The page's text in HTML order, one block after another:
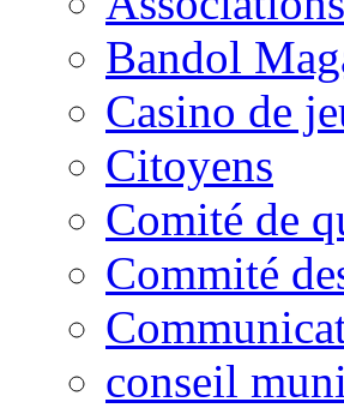
Bandol
Casino de
Citoyens
Comité de
Commité
conseil